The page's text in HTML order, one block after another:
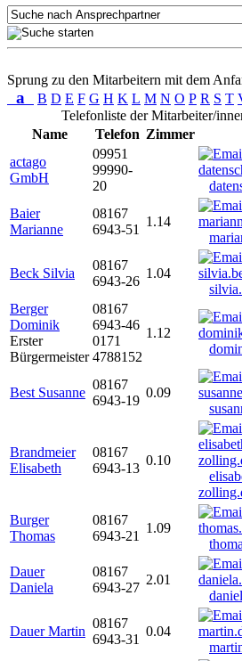
Sprung zu den Mitarbeitern mit dem
a B D E F G H K L M N O P R S T
Telefonliste der Mitarbeiter/
Name
Telefon Zimmer
actago
GmbH
09951
99990-
20
Baier
Marianne
08167
6943-51
1.14
Beck Silvia
08167
6943-26
1.04
Berger
Dominik
Erster
Bürgermeister
08167
6943-46
0171
4788152
1.12
Best Susanne
08167
6943-19
0.09
Brandmeier
Elisabeth
08167
6943-13
0.10
Burger
Thomas
08167
6943-21
1.09
Dauer
Daniela
08167
6943-27
2.01
Dauer Martin
08167
6943-31
0.04